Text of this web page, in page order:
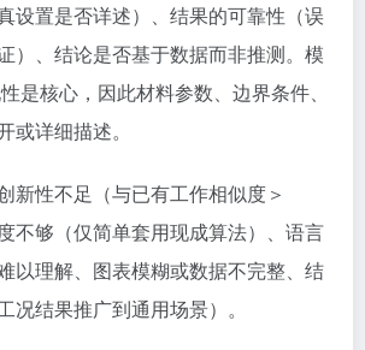
设置是否详述）、结果的可靠性（误
）、结论是否基于数据而非推测。模
是核心，因此材料参数、边界条件、
或详细描述。
新性不足（与已有工作相似度＞
不够（仅简单套用现成算法）、语言
以理解、图表模糊或数据不完整、结
况结果推广到通用场景）。